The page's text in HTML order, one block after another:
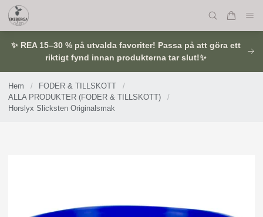
✨ REA 15–30 % på utvalda favoriter! Passa på att göra ett
riktigt fynd innan produkterna tar slut!✨
Hem / FODER & TILLSKOTT
/
ALLA PRODUKTER (FODER & TILLSKOTT)
/
Horslyx Slicksten Originalsmak